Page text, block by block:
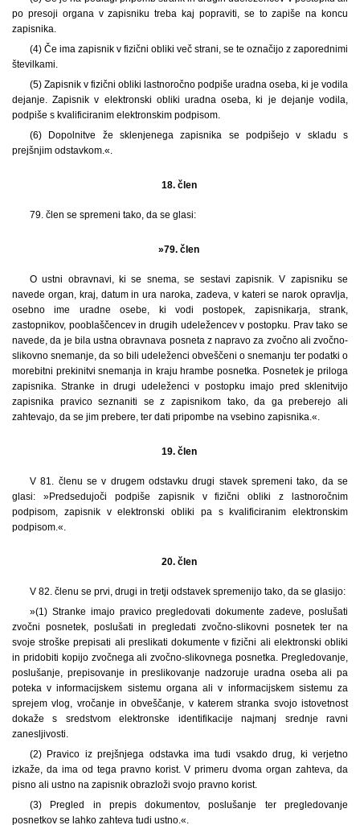
po presoji organa v zapisniku treba kaj popraviti, se to zapiše na koncu
zapisnika.
(4) Če ima zapisnik v fizični obliki več strani, se te označijo z zaporednimi
številkami.
(5) Zapisnik v fizični obliki lastnoročno podpiše uradna oseba, ki je vodila
dejanje. Zapisnik v elektronski obliki uradna oseba, ki je dejanje vodila,
podpiše s kvalificiranim elektronskim podpisom.
(6) Dopolnitve že sklenjenega zapisnika se podpišejo v skladu s
prejšnjim odstavkom.«.
18. člen
79. člen se spremeni tako, da se glasi:
»79. člen
O ustni obravnavi, ki se snema, se sestavi zapisnik. V zapisniku se
navede organ, kraj, datum in ura naroka, zadeva, v kateri se narok opravlja,
osebno ime uradne osebe, ki vodi postopek, zapisnikarja, strank,
zastopnikov, pooblaščencev in drugih udeležencev v postopku. Prav tako se
navede, da je bila ustna obravnava posneta z napravo za zvočno ali zvočno-
slikovno snemanje, da so bili udeleženci obveščeni o snemanju ter podatki o
morebitni prekinitvi snemanja in kraju hrambe posnetka. Posnetek je priloga
zapisnika. Stranke in drugi udeleženci v postopku imajo pred sklenitvijo
zapisnika pravico seznaniti se z zapisnikom tako, da ga preberejo ali
zahtevajo, da se jim prebere, ter dati pripombe na vsebino zapisnika.«.
19. člen
V 81. členu se v drugem odstavku drugi stavek spremeni tako, da se
glasi: »Predsedujoči podpiše zapisnik v fizični obliki z lastnoročnim
podpisom, zapisnik v elektronski obliki pa s kvalificiranim elektronskim
podpisom.«.
20. člen
V 82. členu se prvi, drugi in tretji odstavek spremenijo tako, da se glasijo:
»(1) Stranke imajo pravico pregledovati dokumente zadeve, poslušati
zvočni posnetek, poslušati in pregledati zvočno-slikovni posnetek ter na
svoje stroške prepisati ali preslikati dokumente v fizični ali elektronski obliki
in pridobiti kopijo zvočnega ali zvočno-slikovnega posnetka. Pregledovanje,
poslušanje, prepisovanje in preslikovanje nadzoruje uradna oseba ali pa
poteka v informacijskem sistemu organa ali v informacijskem sistemu za
sprejem vlog, vročanje in obveščanje, v katerem stranka svojo istovetnost
dokaže s sredstvom elektronske identifikacije najmanj srednje ravni
zanesljivosti.
(2) Pravico iz prejšnjega odstavka ima tudi vsakdo drug, ki verjetno
izkaže, da ima od tega pravno korist. V primeru dvoma organ zahteva, da
pisno ali ustno na zapisnik obrazloži svojo pravno korist.
(3) Pregled in prepis dokumentov, poslušanje ter pregledovanje
posnetkov se lahko zahteva tudi ustno.«.